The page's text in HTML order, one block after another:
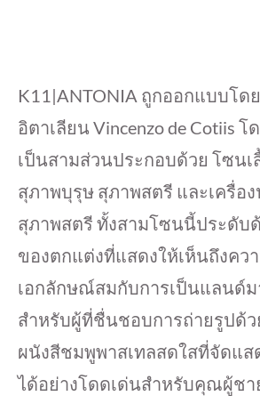
K11|ANTONIA ถูกออกแบบโด
อิตาเลียน Vincenzo de Cotiis
เป็นสามส่วนประกอบด้วย โซนเ
สุภาพบุรุษ สุภาพสตรี และเครื่อ
สุภาพสตรี ทั้งสามโซนนี้ประดับ
ของตกแต่งที่แสดงให้เห็นถึงคว
เอกลักษณ์สมกับการเป็นแลนด์
สำหรับผู้ที่ชื่นชอบการถ่ายรูปด้ว
ผนังสีชมพูพาสเทลสดใสที่จัดแส
ได้อย่างโดดเด่นสำหรับคุณผู้ช